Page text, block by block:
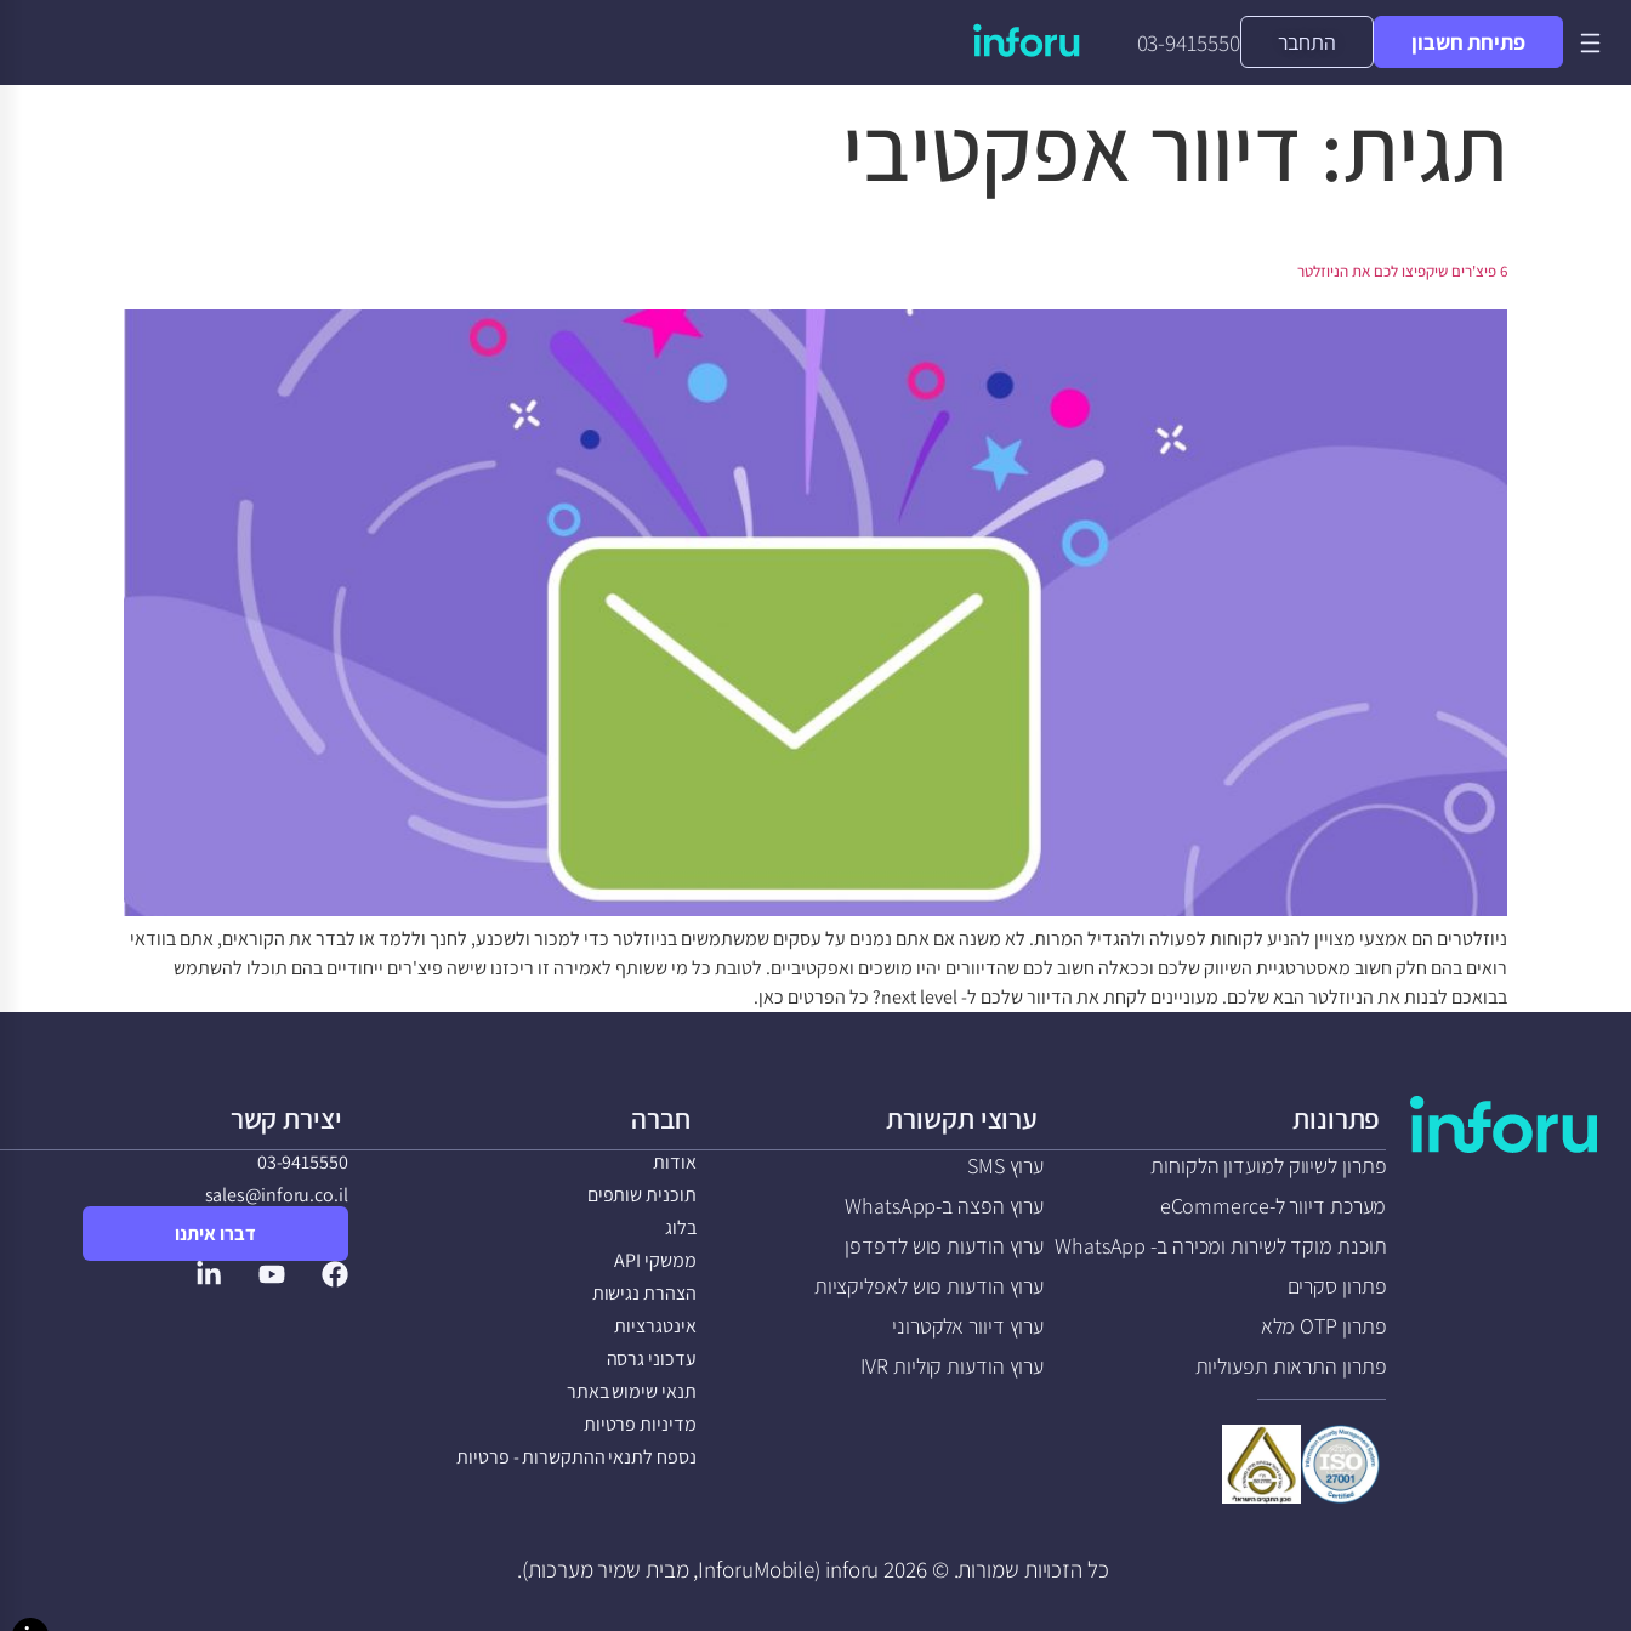
03-9415550 התחבר פתיחת חשבון
תגית: דיוור אפקטיבי
6 פיצ'רים שיקפיצו לכם את הניוזלטר
ניוזלטרים הם אמצעי מצויין להניע לקוחות לפעולה ולהגדיל המרות. לא משנה אם אתם נמנים על עסקים שמשתמשים בניוזלטר כדי למכור ולשכנע, לחנך וללמד או לבדר את הקוראים, אתם בוודאי
רואים בהם חלק חשוב מאסטרטגיית השיווק שלכם וככאלה חשוב לכם שהדיוורים יהיו מושכים ואפקטיביים. לטובת כל מי ששותף לאמירה זו ריכזנו שישה פיצ'רים ייחודיים בהם תוכלו להשתמש
בבואכם לבנות את הניוזלטר הבא שלכם. מעוניינים לקחת את הדיוור שלכם ל- next level? כל הפרטים כאן.
פתרונות
פתרון לשיווק למועדון הלקוחות
מערכת דיוור ל-eCommerce
תוכנת מוקד לשירות ומכירה ב- WhatsApp
פתרון סקרים
פתרון OTP מלא
פתרון התראות תפעוליות
ערוצי תקשורת
ערוץ SMS
ערוץ הפצה ב-WhatsApp
ערוץ הודעות פוש לדפדפן
ערוץ הודעות פוש לאפליקציות
ערוץ דיוור אלקטרוני
ערוץ הודעות קוליות IVR
חברה
אודות
תוכנית שותפים
בלוג
ממשקי API
הצהרת נגישות
אינטגרציות
עדכוני גרסה
תנאי שימוש באתר
מדיניות פרטיות
נספח לתנאי ההתקשרות - פרטיות
יצירת קשר
03-9415550
sales@inforu.co.il
דברו איתנו
כל הזכויות שמורות. © 2026 inforu (InforuMobile, מבית שמיר מערכות).